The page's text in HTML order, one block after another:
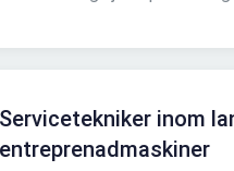
Servicetekniker inom
entreprenadmaskiner